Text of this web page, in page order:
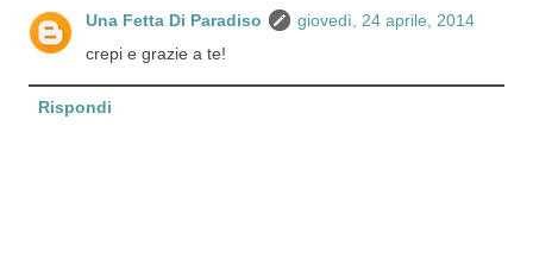
Una Fetta Di Paradiso
giovedì, 24 aprile, 2014
crepi e grazie a te!
Rispondi